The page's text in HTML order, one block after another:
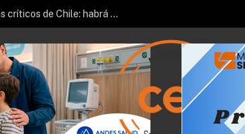
Centro de Calama entre los 50 barrios más críticos de Chile: habrá más controles, patrullajes y fiscalizaciones